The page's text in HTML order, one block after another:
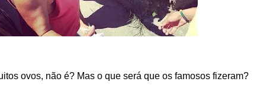
ovos, não é? Mas o que será que os famosos fizeram?